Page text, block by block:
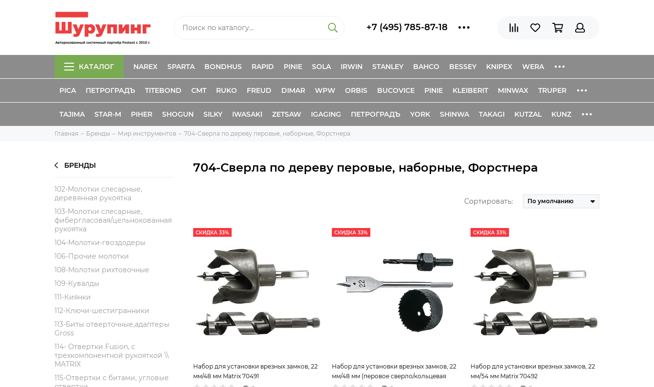
+7 (495) 785-87-18
КАТАЛОГ NAREX SPARTA BONDHUS RAPID PINIE SOLA IRWIN STANLEY BAHCO BESSEY KNIPEX WERA
PICA ПЕТРОГРАДЪ TITEBOND CMT RUKO FREUD DIMAR WPW ORBIS BUCOVICE PINIE KLEIBERIT MINWAX TRUPER
TAJIMA STAR-M PIHER SHOGUN SILKY IWASAKI ZETSAW IGAGING ПЕТРОГРАДЪ YORK SHINWA TAKAGI KUTZAL KUNZ
Главная Бренды Мир инструментов 704-Сверла по дереву перовые, наборные, Форстнера
БРЕНДЫ
102-Молотки слесарные,
деревянная рукоятка
103-Молотки слесарные,
фибергласовая/цельнокованная
рукоятка
104-Молотки-гвоздодеры
106-Прочие молотки
108-Молотки рихтовочные
109-Кувалды
111-Киянки
112-Ключи-шестигранники
113-Биты отверточные,адаптеры
Gross
114- Отвертки Fusion, c
трехкомпонентной рукояткой \\
MATRIX
115-Отвертки с битами, угловые
704-Сверла по дереву перовые, наборные, Форстнера
Сортировать:
СКИДКА 33%
Набор для установки врезных замков, 22
мм/48 мм Matrix 70491
СКИДКА 33%
Набор для установки врезных замков, 22
мм/48 мм (перовое сверло/кольцевая
СКИДКА 33%
Набор для установки врезных замков, 22
мм/54 мм Matrix 70492